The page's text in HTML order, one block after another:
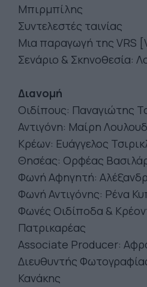
Μπιρμπίλης
Συντελεστές ταινίας
Μια παραγωγή της VRS
Σενάριο & Σκηνοθεσία:
Διανομή
Οιδίπους: Παναγιώτης
Αντιγόνη: Μαίρη
Κρέων: Ευάγγελος
Θησέας: Ορφέας
Φωνή Αφηγητή:
Φωνή Αντιγόνης: Ρένα
Φωνές Οιδίποδα &
Πατρικαρέας
Associate Producer:
Διευθυντής
Κανάκης